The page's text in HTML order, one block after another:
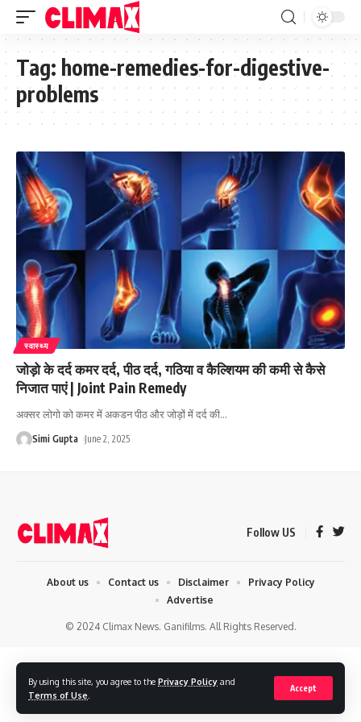
By using this site, you agree to the Privacy Policy and
Terms of Use
Accept
Tag: home-remedies-for-digestive-
problems
स्वास्थ्य
जोड़ो के दर्द कमर दर्द, पीठ दर्द, गठिया व कैल्शियम की कमी से कैसे
निजात पाएं | Joint Pain Remedy
अक्सर लोगो को कमर में अकडन पीठ और जोड़ों में दर्द की…
Simi Gupta June 2, 2025
Follow US
© 2024 Climax News. Ganifilms. All Rights Reserved.
About us Contact us Disclaimer
Privacy Policy
Advertise